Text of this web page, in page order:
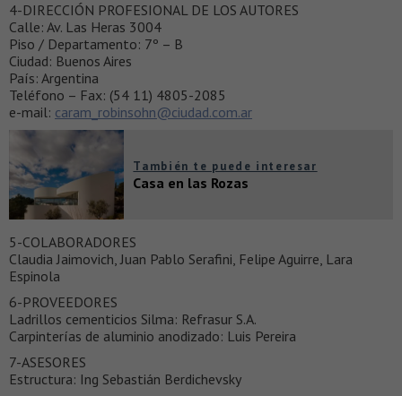
4-DIRECCIÓN PROFESIONAL DE LOS AUTORES
Calle: Av. Las Heras 3004
Piso / Departamento: 7º – B
Ciudad: Buenos Aires
País: Argentina
Teléfono – Fax: (54 11) 4805-2085
e-mail: caram_robinsohn@ciudad.com.ar
También te puede interesar
Casa en las Rozas
5-COLABORADORES
Claudia Jaimovich, Juan Pablo Serafini, Felipe Aguirre, Lara
Espinola
6-PROVEEDORES
Ladrillos cementicios Silma: Refrasur S.A.
Carpinterías de aluminio anodizado: Luis Pereira
7-ASESORES
Estructura: Ing Sebastián Berdichevsky